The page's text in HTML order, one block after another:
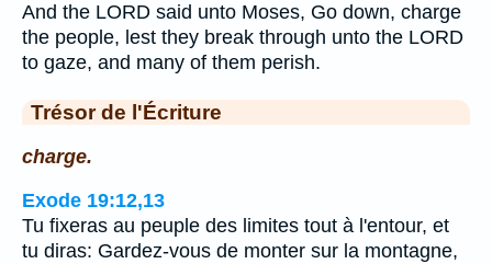
And the LORD said unto Moses, Go down, charge
the people, lest they break through unto the LORD
to gaze, and many of them perish.
Trésor de l'Écriture
charge.
Exode 19:12,13
Tu fixeras au peuple des limites tout à l'entour, et
tu diras: Gardez-vous de monter sur la montagne,